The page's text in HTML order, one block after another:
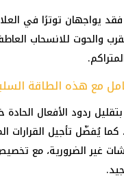
فقد يواجهان توترًا في
والحوت للانسحاب
مع هذه الطاقة
ردود الأفعال
يُفضّل تأجيل القرارات
غير الضرورية، مع